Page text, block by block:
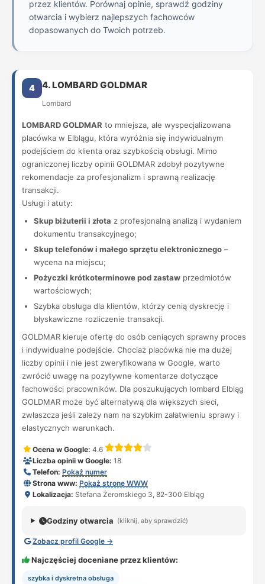
przez klientów. Porównaj opinie, sprawdź godziny
otwarcia i wybierz najlepszych fachowców
dopasowanych do Twoich potrzeb.
4 4. LOMBARD GOLDMAR
Lombard
LOMBARD GOLDMAR to mniejsza, ale wyspecjalizowana
placówka w Elblągu, która wyróżnia się indywidualnym
podejściem do klienta oraz szybkością obsługi. Mimo
ograniczonej liczby opinii GOLDMAR zdobył pozytywne
rekomendacje za profesjonalizm i sprawną realizację
transakcji.
Usługi i atuty:
Skup biżuterii i złota z profesjonalną analizą i wydaniem
dokumentu transakcyjnego;
Skup telefonów i małego sprzętu elektronicznego –
wycena na miejscu;
Pożyczki krótkoterminowe pod zastaw przedmiotów
wartościowych;
Szybka obsługa dla klientów, którzy cenią dyskrecję i
błyskawiczne rozliczenie transakcji.
GOLDMAR kieruje ofertę do osób ceniących sprawny proces
i indywidualne podejście. Chociaż placówka nie ma dużej
liczby opinii i nie jest zweryfikowana w Google, warto
zwrócić uwagę na pozytywne komentarze dotyczące
fachowości pracowników. Dla poszukujących lombard Elbląg
GOLDMAR może być alternatywą dla większych sieci,
zwłaszcza jeśli zależy nam na szybkim załatwieniu sprawy i
elastycznych warunkach.
Ocena w Google: 4.6
Liczba opinii w Google: 18
Telefon: Pokaż numer
Strona www: Pokaż stronę WWW
Lokalizacja: Stefana Żeromskiego 3, 82-300 Elbląg
Godziny otwarcia (kliknij, aby sprawdzić)
Zobacz profil Google →
Najczęściej doceniane przez klientów:
szybka i dyskretna obsługa